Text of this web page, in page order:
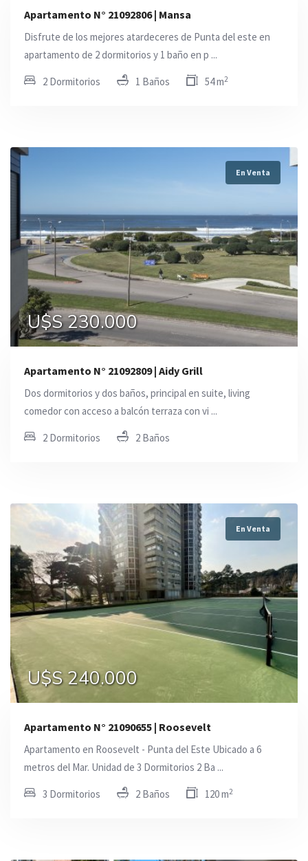
Apartamento N° 21092806 | Mansa
Disfrute de los mejores atardeceres de Punta del este en
apartamento de 2 dormitorios y 1 baño en p ...
2 Dormitorios 1 Baños 54 m2
En Venta
U$S 230.000
Apartamento N° 21092809 | Aidy Grill
Dos dormitorios y dos baños, principal en suite, living
comedor con acceso a balcón terraza con vi ...
2 Dormitorios 2 Baños
En Venta
U$S 240.000
Apartamento N° 21090655 | Roosevelt
Apartamento en Roosevelt - Punta del Este Ubicado a 6
metros del Mar. Unidad de 3 Dormitorios 2 Ba ...
3 Dormitorios 2 Baños 120 m2